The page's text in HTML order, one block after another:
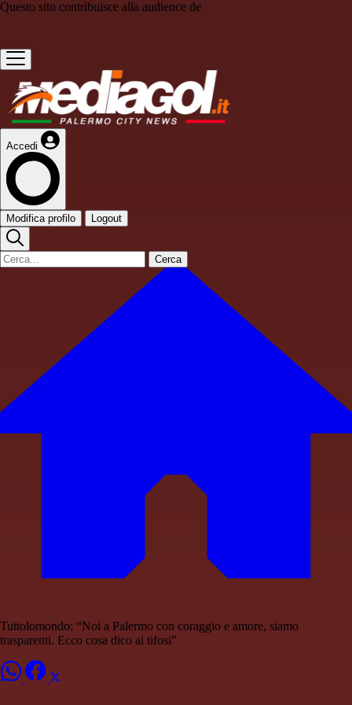
Questo sito contribuisce alla audience de
Accedi
Modifica profilo Logout
Cerca
Tuttolomondo: “Noi a Palermo con coraggio e amore, siamo
trasparenti. Ecco cosa dico ai tifosi”